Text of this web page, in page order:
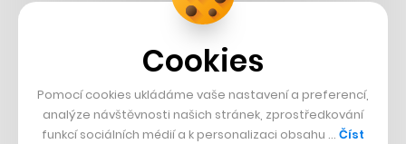
Strnad v Pirelli
PŘÍBĚHY Z GASTRA
Boční projekt, co se zvrtnul
Cookies
Pomocí cookies ukládáme vaše nastavení a preferencí,
analýze návštěvnosti našich stránek, zprostředkování
funkcí sociálních médií a k personalizaci obsahu … Číst